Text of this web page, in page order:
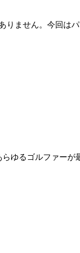
ません。今回は
ゆるゴルファーが